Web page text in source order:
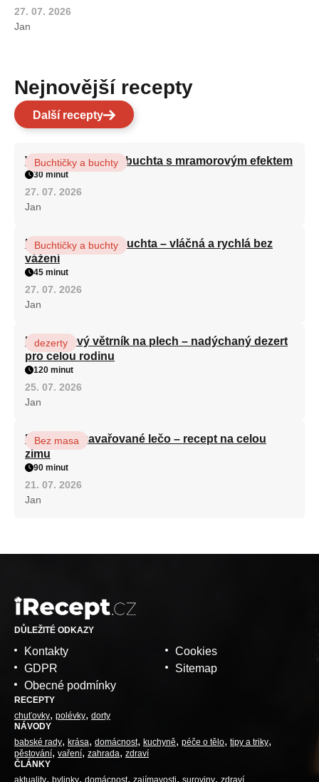
27. 07. 2026
Jan
Nejnovější recepty
Další recepty
Vláčná olejová litá buchta s mramorovým efektem
Buchtičky a buchty
30 minut
27. 07. 2026
Jan
Hrnková maková buchta – vláčná a rychlá bez
vážení
Buchtičky a buchty
45 minut
27. 07. 2026
Jan
Karamelový větrník na plech – nadýchaný dezert
pro celou rodinu
dezerty
120 minut
25. 07. 2026
Jan
Babiččino zavařované lečo – recept na celou
zimu
Bez masa
90 minut
21. 07. 2026
Jan
DŮLEŽITÉ ODKAZY
Kontakty
GDPR
Obecné podmínky
Cookies
Sitemap
RECEPTY
chuťovky polévky dorty
NÁVODY
babské rady krása domácnost kuchyně péče o tělo tipy a triky
pěstování vaření zahrada
zdraví
ČLÁNKY
aktuality bylinky domácnost zajímavosti suroviny zdraví